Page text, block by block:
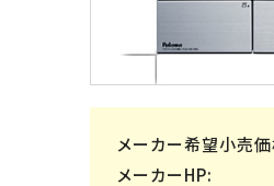
メーカー希望小売
メーカーHP: